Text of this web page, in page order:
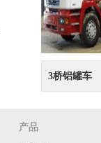
3桥铝罐车
产品